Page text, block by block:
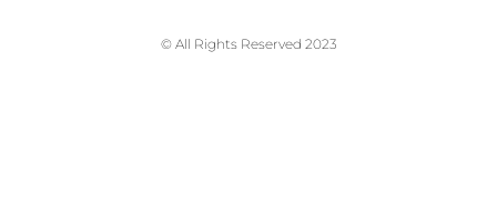
© All Rights Reserved 2023